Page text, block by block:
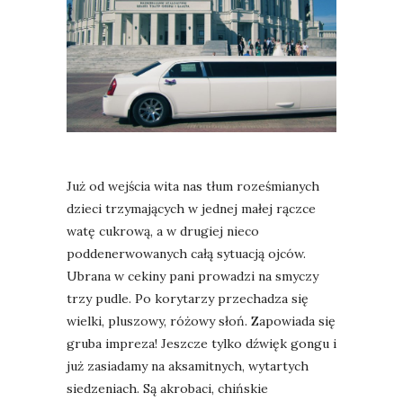
Już od wejścia wita nas tłum roześmianych
dzieci trzymających w jednej małej rączce
watę cukrową, a w drugiej nieco
poddenerwowanych całą sytuacją ojców.
Ubrana w cekiny pani prowadzi na smyczy
trzy pudle. Po korytarzy przechadza się
wielki, pluszowy, różowy słoń. Zapowiada się
gruba impreza! Jeszcze tylko dźwięk gongu i
już zasiadamy na aksamitnych, wytartych
siedzeniach. Są akrobaci, chińskie